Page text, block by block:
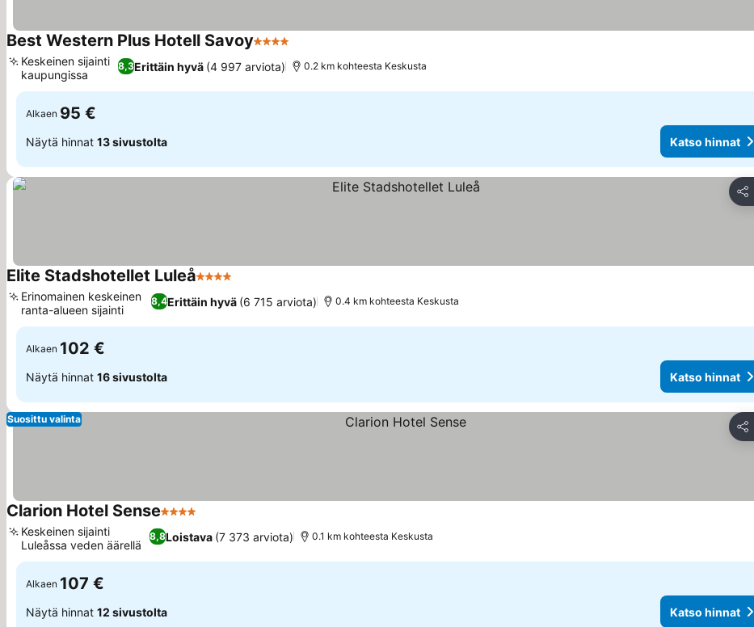
Best Western Plus Hotell Savoy4 Tähtiluokitus
8,3Erittäin hyvä (4 997 arviota)
Keskeinen sijainti
kaupungissa
0.2 km kohteesta Keskusta
Alkaen 95 €
Näytä hinnat 13 sivustolta Katso hinnat
Jaa
Elite Stadshotellet Luleå4 Tähtiluokitus
8,4Erittäin hyvä (6 715 arviota)
Erinomainen keskeinen
ranta-alueen sijainti
0.4 km kohteesta Keskusta
Alkaen 102 €
Näytä hinnat 16 sivustolta Katso hinnat
Jaa
Suosittu valinta
Clarion Hotel Sense4 Tähtiluokitus
8,8Loistava (7 373 arviota)
Keskeinen sijainti
Luleåssa veden äärellä
0.1 km kohteesta Keskusta
Alkaen 107 €
Näytä hinnat 12 sivustolta Katso hinnat